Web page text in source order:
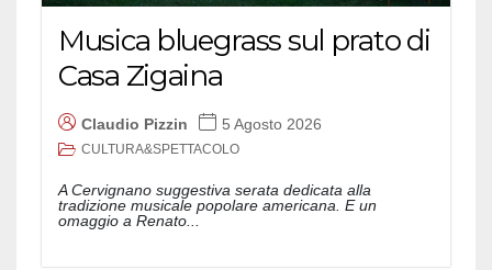
Musica bluegrass sul prato di
Casa Zigaina
Claudio Pizzin 5 Agosto 2026
CULTURA&SPETTACOLO
A Cervignano suggestiva serata dedicata alla
tradizione musicale popolare americana. E un
omaggio a Renato...